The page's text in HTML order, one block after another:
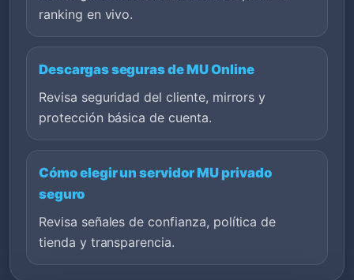
ranking en vivo.
Descargas seguras de MU Online
Revisa seguridad del cliente, mirrors y
protección básica de cuenta.
Cómo elegir un servidor MU privado
seguro
Revisa señales de confianza, política de
tienda y transparencia.